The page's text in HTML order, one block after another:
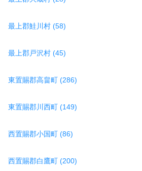
最上郡鮭川村 (58)
最上郡戸沢村 (45)
東置賜郡高畠町 (286)
東置賜郡川西町 (149)
西置賜郡小国町 (86)
西置賜郡白鷹町 (200)